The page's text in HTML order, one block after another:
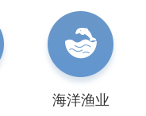

海洋渔业